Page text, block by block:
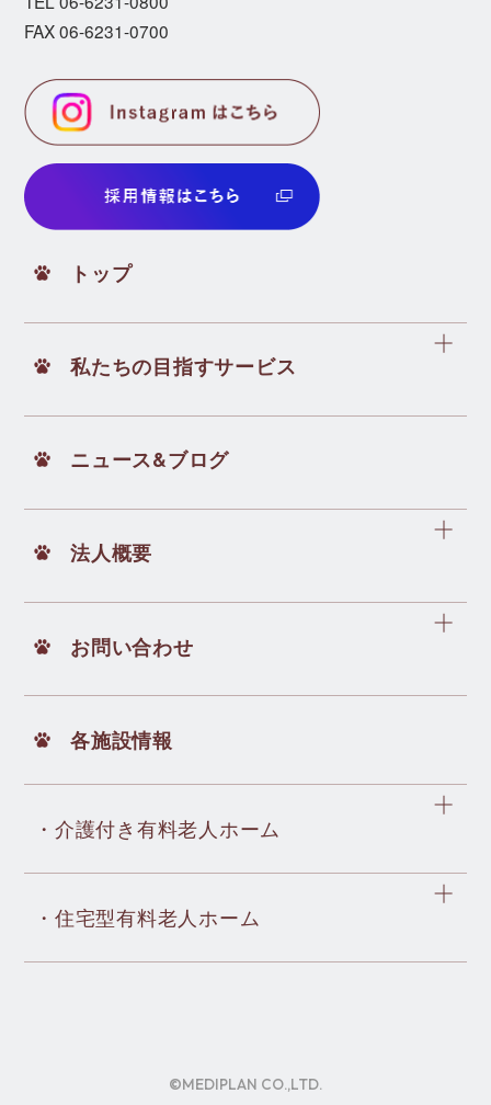
FAX 06-6231-0700
トップ
私たちの目指すサービス
ニュース&ブログ
法人概要
お問い合わせ
各施設情報
・介護付き有料老人ホーム
・住宅型有料老人ホーム
©MEDIPLAN CO.,LTD.